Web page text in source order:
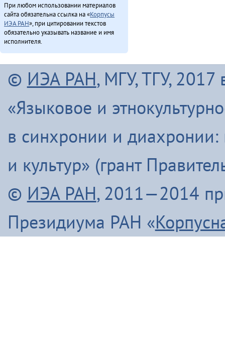
При любом использовании материалов
сайта обязательна ссылка на «Корпусы
ИЭА РАН», при цитировании текстов
обязательно указывать название и имя
исполнителя.
© ИЭА РАН, МГУ, ТГУ, 2017
«Языковое и
в синхронии и диахронии:
и культур» (грант
© ИЭА РАН, 2011—2014
Президиума РАН «